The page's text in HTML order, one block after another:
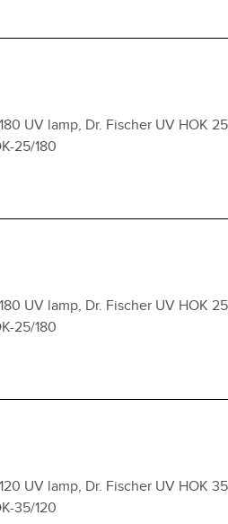
UV lamp, Dr. Fischer UV HOK
25/180
UV lamp, Dr. Fischer UV HOK
25/180
UV lamp, Dr. Fischer UV HOK
35/120